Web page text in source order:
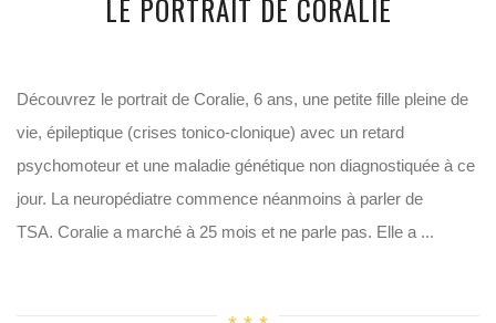
LE PORTRAIT DE CORALIE
Découvrez le portrait de Coralie, 6 ans, une petite fille pleine de
vie, épileptique (crises tonico-clonique) avec un retard
psychomoteur et une maladie génétique non diagnostiquée à ce
jour. La neuropédiatre commence néanmoins à parler de
TSA. Coralie a marché à 25 mois et ne parle pas. Elle a ...